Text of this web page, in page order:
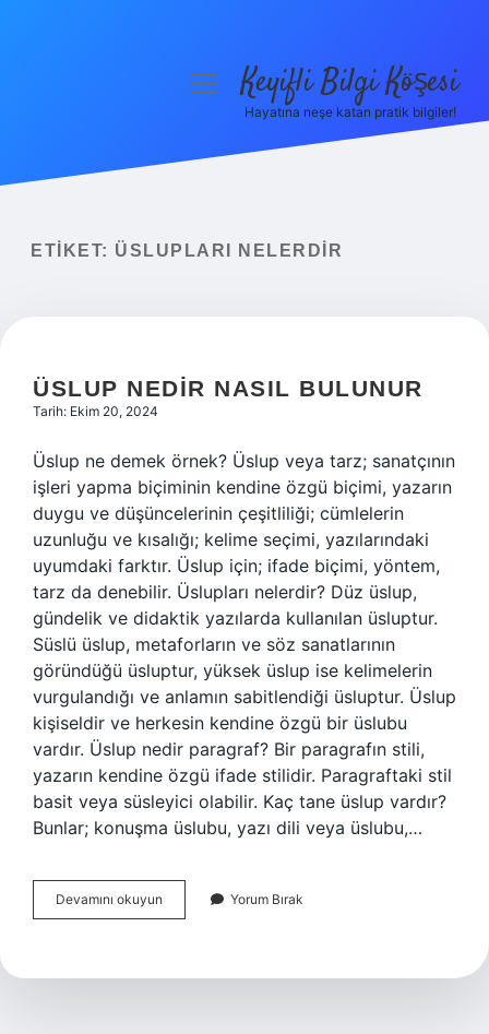
Yasal Uyarı
menüyüKeyifli Bilgi Köşesi
Hayatına neşe katan pratik bilgiler!
ETIKET: ÜSLUPLARI NELERDIR
ÜSLUP NEDIR NASIL BULUNUR
Tarih: Ekim 20, 2024
Üslup ne demek örnek? Üslup veya tarz; sanatçının
işleri yapma biçiminin kendine özgü biçimi, yazarın
duygu ve düşüncelerinin çeşitliliği; cümlelerin
uzunluğu ve kısalığı; kelime seçimi, yazılarındaki
uyumdaki farktır. Üslup için; ifade biçimi, yöntem,
tarz da denebilir. Üslupları nelerdir? Düz üslup,
gündelik ve didaktik yazılarda kullanılan üsluptur.
Süslü üslup, metaforların ve söz sanatlarının
göründüğü üsluptur, yüksek üslup ise kelimelerin
vurgulandığı ve anlamın sabitlendiği üsluptur. Üslup
kişiseldir ve herkesin kendine özgü bir üslubu
vardır. Üslup nedir paragraf? Bir paragrafın stili,
yazarın kendine özgü ifade stilidir. Paragraftaki stil
basit veya süsleyici olabilir. Kaç tane üslup vardır?
Bunlar; konuşma üslubu, yazı dili veya üslubu,…
Devamını okuyun
Nedir
Yorum Bırak